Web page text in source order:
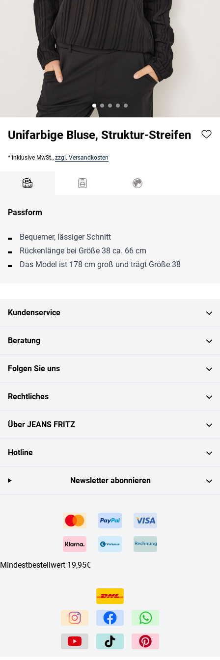
Unifarbige Bluse, Struktur-Streifen
* inklusive MwSt., zzgl. Versandkosten
Passform
Bequemer, lässiger Schnitt
Rückenlänge bei Größe 38 ca. 66 cm
Das Model ist 178 cm groß und trägt Größe 38
Kundenservice
Beratung
Folgen Sie uns
Rechtliches
Über JEANS FRITZ
Hotline
Rechnung
Mindestbestellwert 19,95€
Newsletter abonnieren